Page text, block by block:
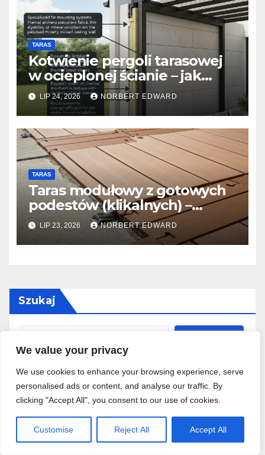
We value your privacy
We use cookies to enhance your browsing experience, serve
personalised ads or content, and analyse our traffic. By
clicking "Accept All", you consent to our use of cookies.
Customise Reject All Accept All
TARAS
Kotwienie pergoli tarasowej
w ocieplonej ścianie – jak
uniknąć mostków
termicznych przy montażu?
LIP 24, 2026 NORBERT EDWARD
TARAS
Taras modułowy z gotowych
podestów (klikalnych) –
szybka metamorfoza starej
posadzki w jeden dzień
LIP 23, 2026 NORBERT EDWARD
Szukaj
Nowe
Stelaż podtynkowy WC do niskiej zabudowy –